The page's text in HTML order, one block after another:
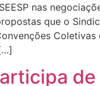
nas
que o
Coletivas
de